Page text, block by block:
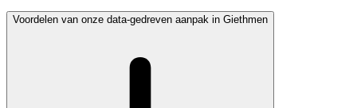
Voordelen van onze data-gedreven aanpak in Giethmen